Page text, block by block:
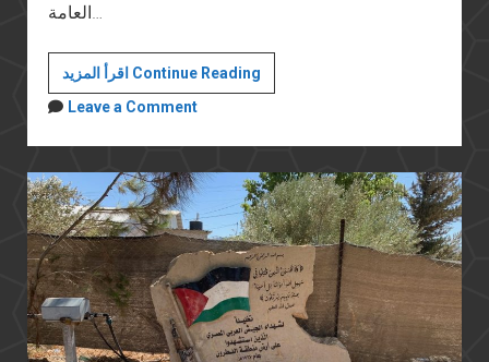
العامة…
اقرأ المزيد Continue Readingالسعى
للعدالة..
قانون
المسئولية
الطبية
Leave a Comment